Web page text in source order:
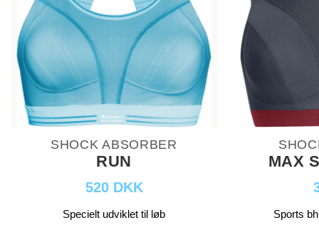
SHOCK ABSORBER
RUN
520 DKK
Specielt udviklet til løb
MAX
Sports